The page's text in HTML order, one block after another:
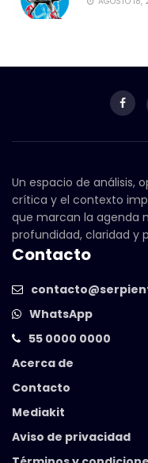
Un espacio de análisis,
crítica y el contexto
que marcan la agenda
profundidad, claridad y
Contacto
WhatsApp
55 0000 0000
Acerca de
Contacto
Mediakit
Aviso de privacidad